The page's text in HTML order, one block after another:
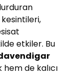
etkiler. Bu
de kalıcı